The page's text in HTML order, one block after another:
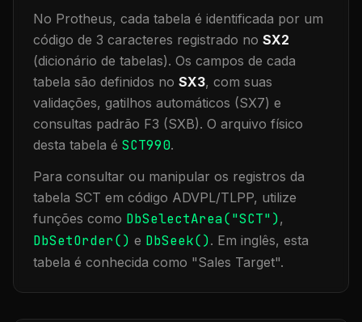
No Protheus, cada tabela é identificada por um
código de 3 caracteres registrado no SX2
(dicionário de tabelas). Os campos de cada
tabela são definidos no SX3, com suas
validações, gatilhos automáticos (SX7) e
consultas padrão F3 (SXB). O arquivo físico
desta tabela é SCT990.
Para consultar ou manipular os registros da
tabela SCT em código ADVPL/TLPP, utilize
funções como DbSelectArea("SCT"),
DbSetOrder() e DbSeek(). Em inglês, esta
tabela é conhecida como "Sales Target".